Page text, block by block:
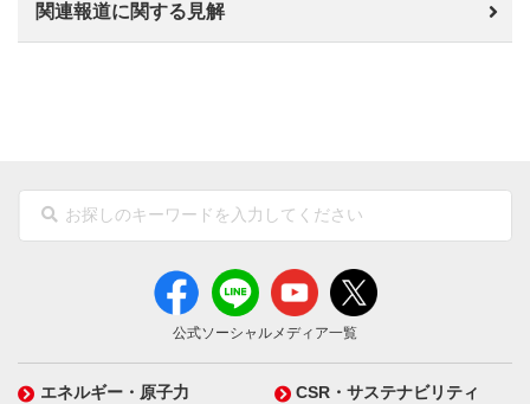
関連報道に関する見解
公式ソーシャルメディア一覧
エネルギー・原子力 CSR・サステナビリティ